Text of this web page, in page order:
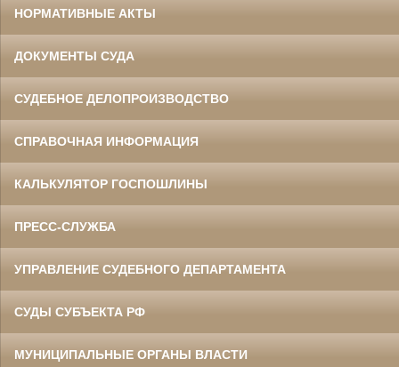
НОРМАТИВНЫЕ АКТЫ
ДОКУМЕНТЫ СУДА
СУДЕБНОЕ ДЕЛОПРОИЗВОДСТВО
СПРАВОЧНАЯ ИНФОРМАЦИЯ
КАЛЬКУЛЯТОР ГОСПОШЛИНЫ
ПРЕСС-СЛУЖБА
УПРАВЛЕНИЕ СУДЕБНОГО ДЕПАРТАМЕНТА
СУДЫ СУБЪЕКТА РФ
МУНИЦИПАЛЬНЫЕ ОРГАНЫ ВЛАСТИ